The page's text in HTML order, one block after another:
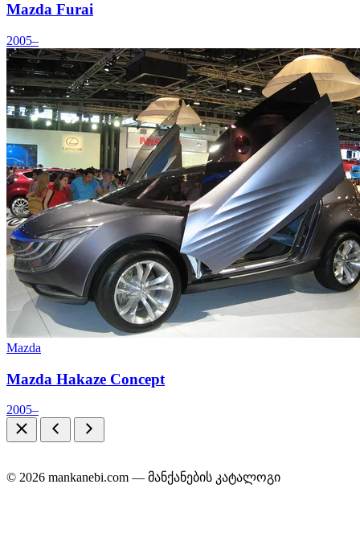
Mazda Furai
2005–
Mazda
Mazda Hakaze Concept
2005–
© 2026 mankanebi.com — მანქანების კატალოგი